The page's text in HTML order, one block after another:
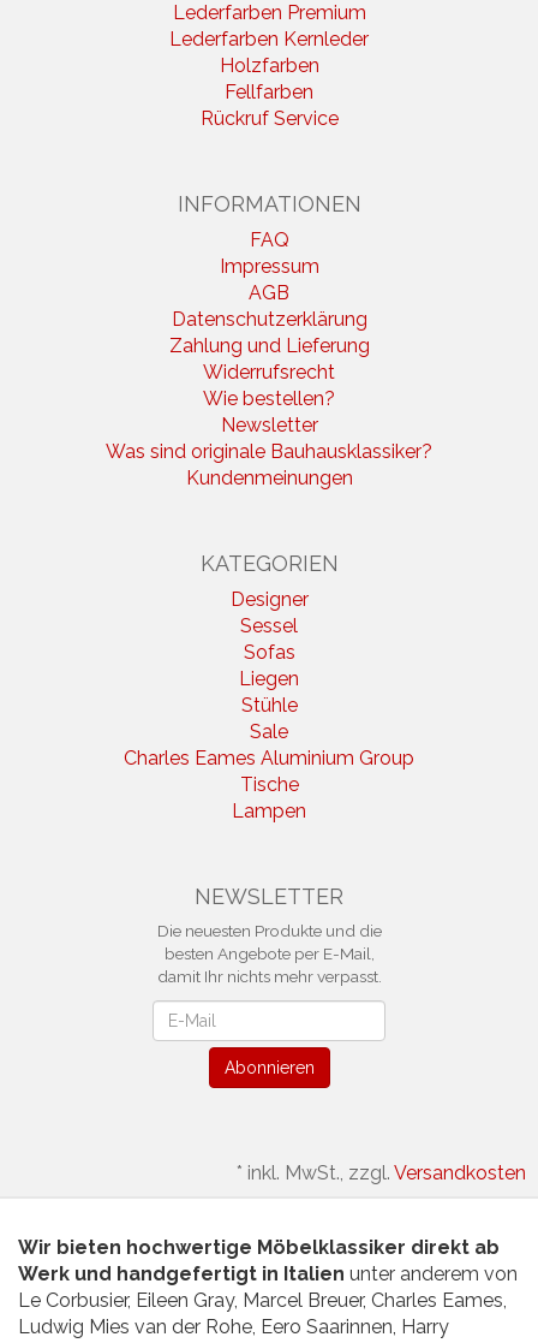
Lederfarben Premium
Lederfarben Kernleder
Holzfarben
Fellfarben
Rückruf Service
INFORMATIONEN
FAQ
Impressum
AGB
Datenschutzerklärung
Zahlung und Lieferung
Widerrufsrecht
Wie bestellen?
Newsletter
Was sind originale Bauhausklassiker?
Kundenmeinungen
KATEGORIEN
Designer
Sessel
Sofas
Liegen
Stühle
Sale
Charles Eames Aluminium Group
Tische
Lampen
NEWSLETTER
Die neuesten Produkte und die
besten Angebote per E-Mail,
damit Ihr nichts mehr verpasst.
Abonnieren
* inkl. MwSt., zzgl. Versandkosten
Wir bieten hochwertige Möbelklassiker direkt ab
Werk und handgefertigt in Italien unter anderem von
Le Corbusier, Eileen Gray, Marcel Breuer, Charles Eames,
Ludwig Mies van der Rohe, Eero Saarinnen, Harry